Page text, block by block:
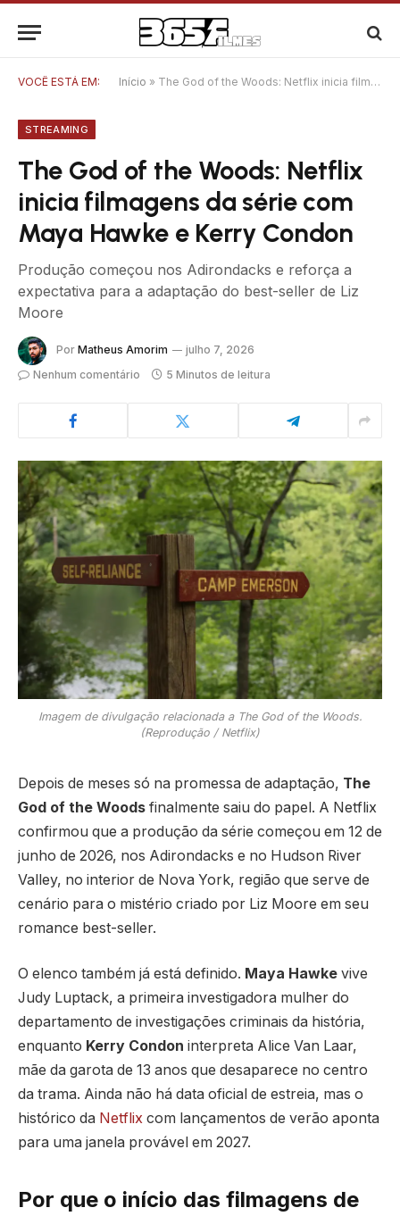
VOCÊ ESTÁ EM: Início » The God of the Woods: Netflix inicia filmagens da série com Maya Hawke e Kerry Condon
STREAMING
The God of the Woods: Netflix
inicia filmagens da série com
Maya Hawke e Kerry Condon
Produção começou nos Adirondacks e reforça a
expectativa para a adaptação do best-seller de Liz
Moore
Por Matheus Amorim
julho 7, 2026
Nenhum comentário
5 Minutos de leitura
Imagem de divulgação relacionada a The God of the Woods.
(Reprodução / Netflix)
Depois de meses só na promessa de adaptação, The
God of the Woods finalmente saiu do papel. A Netflix
confirmou que a produção da série começou em 12 de
junho de 2026, nos Adirondacks e no Hudson River
Valley, no interior de Nova York, região que serve de
cenário para o mistério criado por Liz Moore em seu
romance best-seller.
O elenco também já está definido. Maya Hawke vive
Judy Luptack, a primeira investigadora mulher do
departamento de investigações criminais da história,
enquanto Kerry Condon interpreta Alice Van Laar,
mãe da garota de 13 anos que desaparece no centro
da trama. Ainda não há data oficial de estreia, mas o
histórico da Netflix com lançamentos de verão aponta
para uma janela provável em 2027.
Por que o início das filmagens de